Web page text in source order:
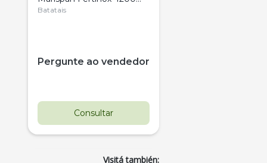
Citrus
Batatais
Pergunte ao vendedor
Consultar
Visitá también: